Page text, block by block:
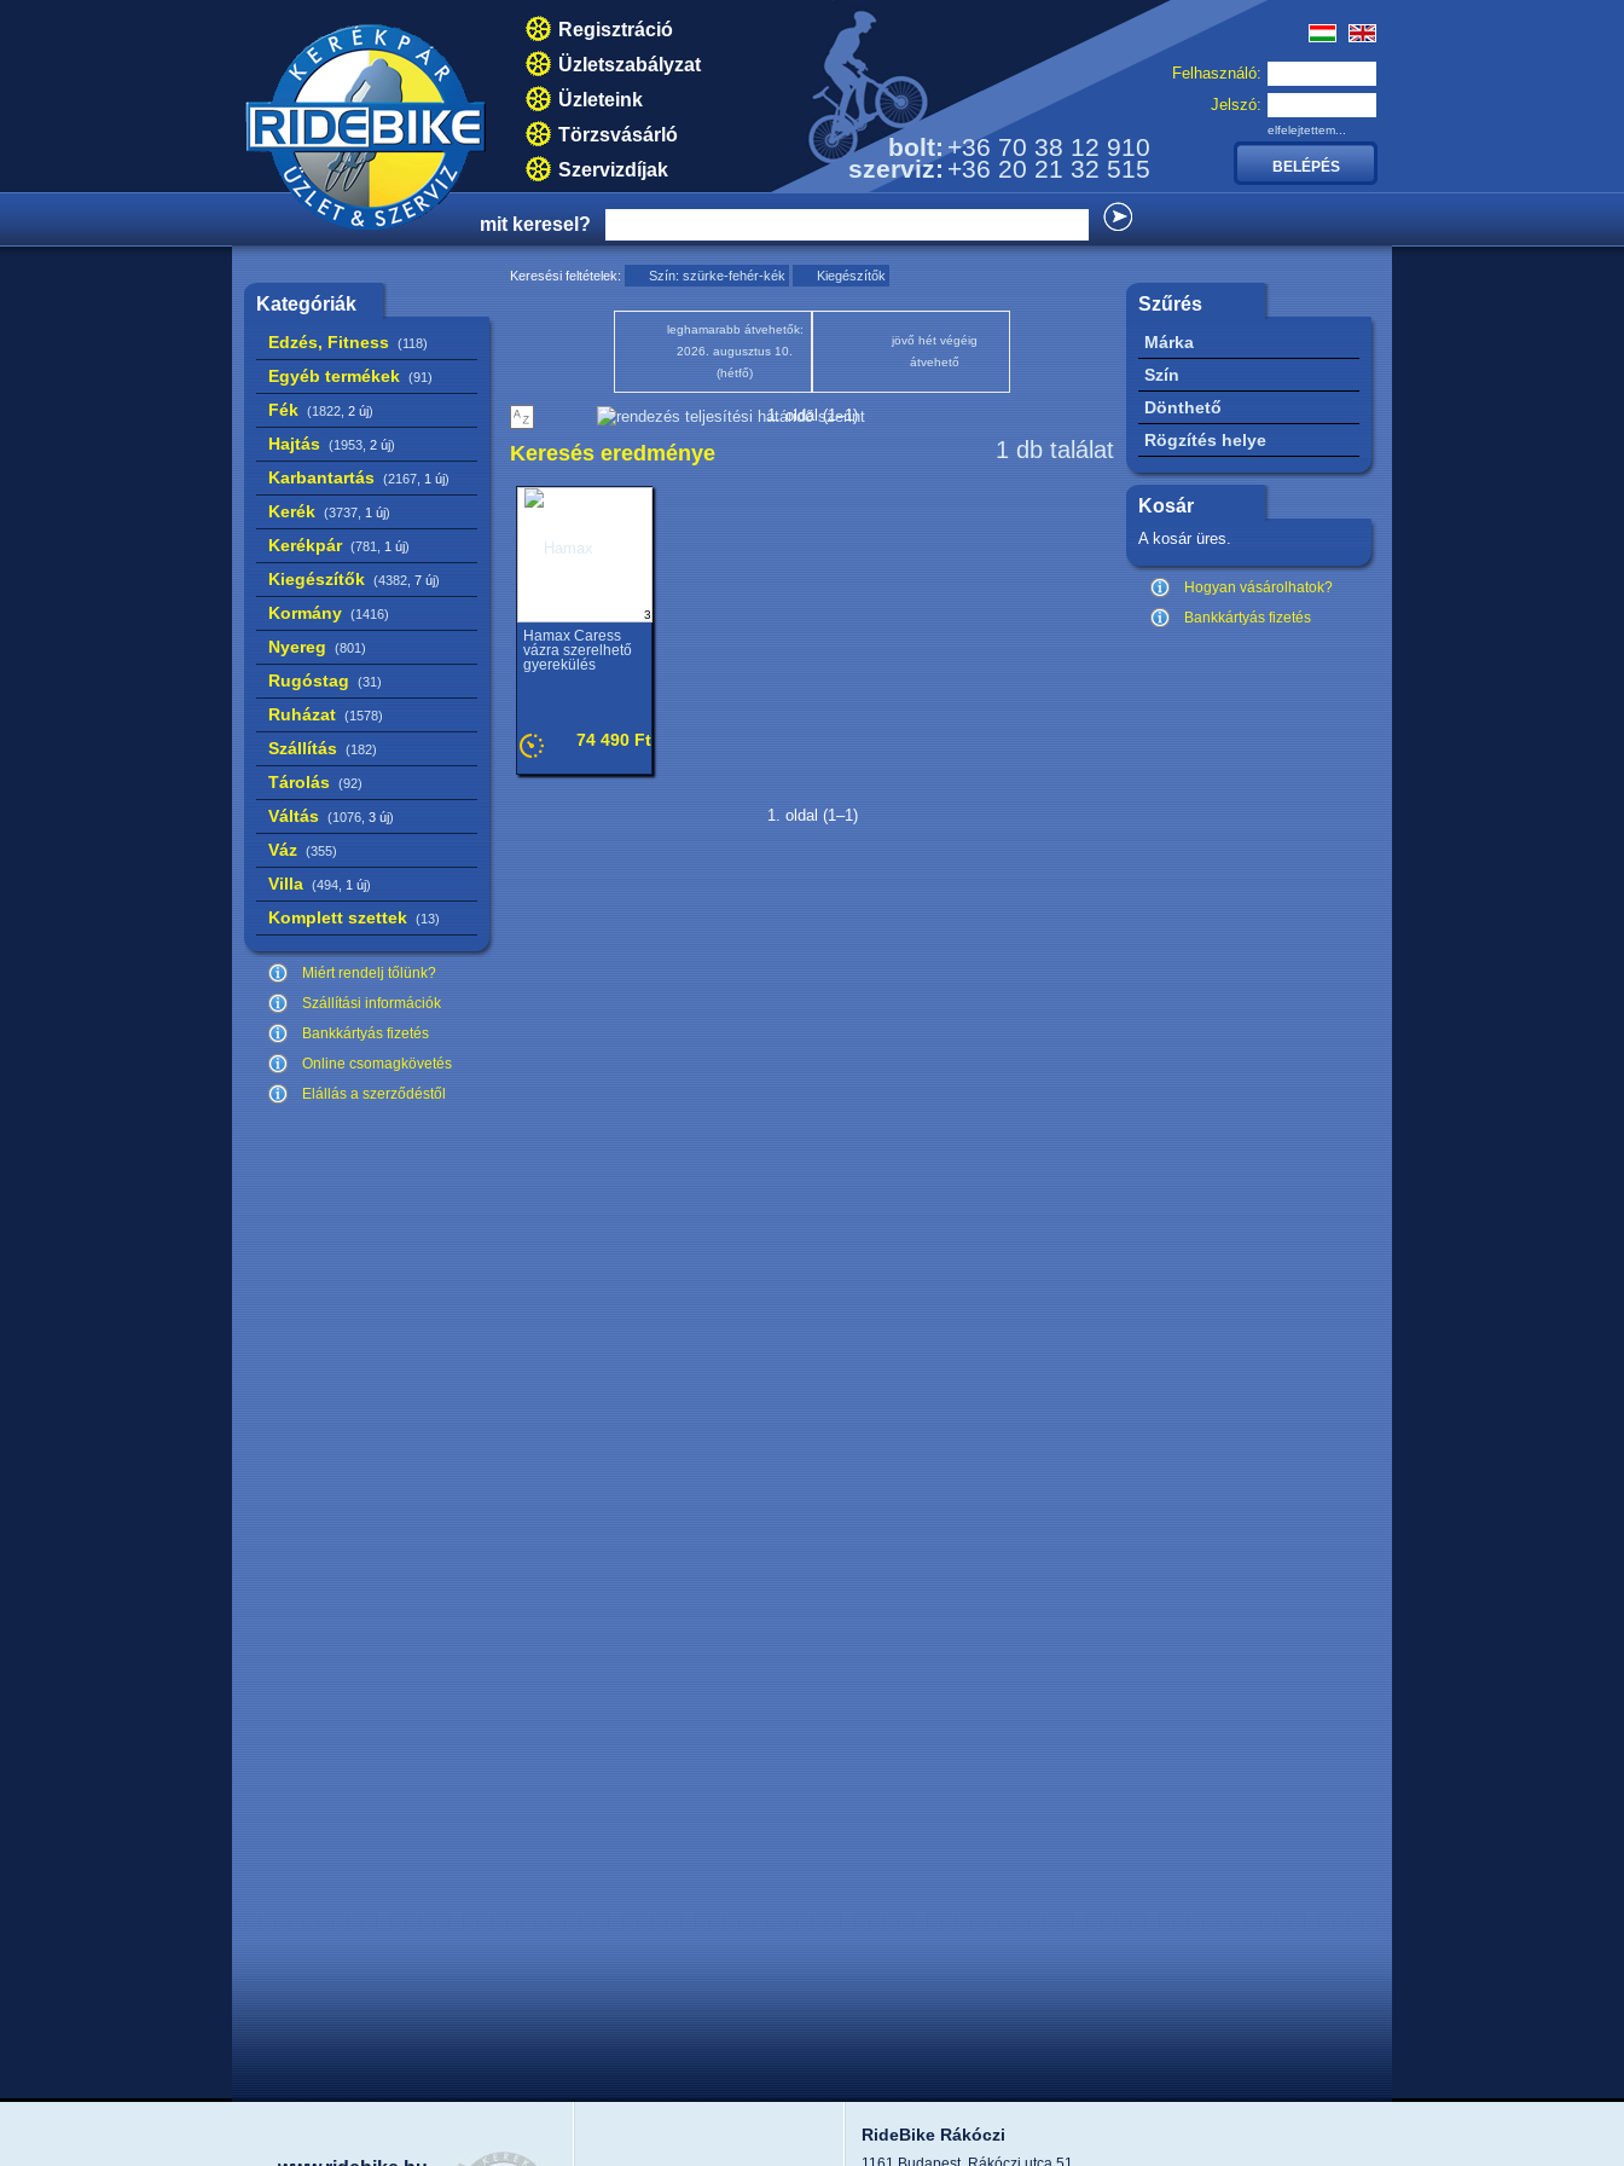
Regisztráció
Üzletszabályzat
Üzleteink
Törzsvásárló
Szervizdíjak
bolt: +36 70 38 12 910
szerviz: +36 20 21 32 515
Felhasználó:
Jelszó:
elfelejtettem...
mit keresel?
Kategóriák
Edzés, Fitness (118)
Egyéb termékek (91)
Fék (1822, 2 új)
Hajtás (1953, 2 új)
Karbantartás (2167, 1 új)
Kerék (3737, 1 új)
Kerékpár (781, 1 új)
Kiegészítők (4382, 7 új)
Kormány (1416)
Nyereg (801)
Rugóstag (31)
Ruházat (1578)
Szállítás (182)
Tárolás (92)
Váltás (1076, 3 új)
Váz (355)
Villa (494, 1 új)
Komplett szettek (13)
Miért rendelj tőlünk?
Szállítási információk
Bankkártyás fizetés
Online csomagkövetés
Elállás a szerződéstől
Keresési feltételek: Szín: szürke-fehér-kék Kiegészítők
leghamarabb átvehetők:
2026. augusztus 10.
(hétfő)
jövő hét végéig
átvehető
1. oldal (1–1)
1 db találat
Keresés eredménye
3
Hamax Caress
vázra szerelhető
gyerekülés
74 490 Ft
1. oldal (1–1)
Szűrés
Márka
Szín
Dönthető
Rögzítés helye
Kosár
A kosár üres.
Hogyan vásárolhatok?
Bankkártyás fizetés
RideBike Rákóczi